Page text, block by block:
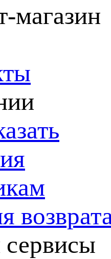
магазин
сервисы